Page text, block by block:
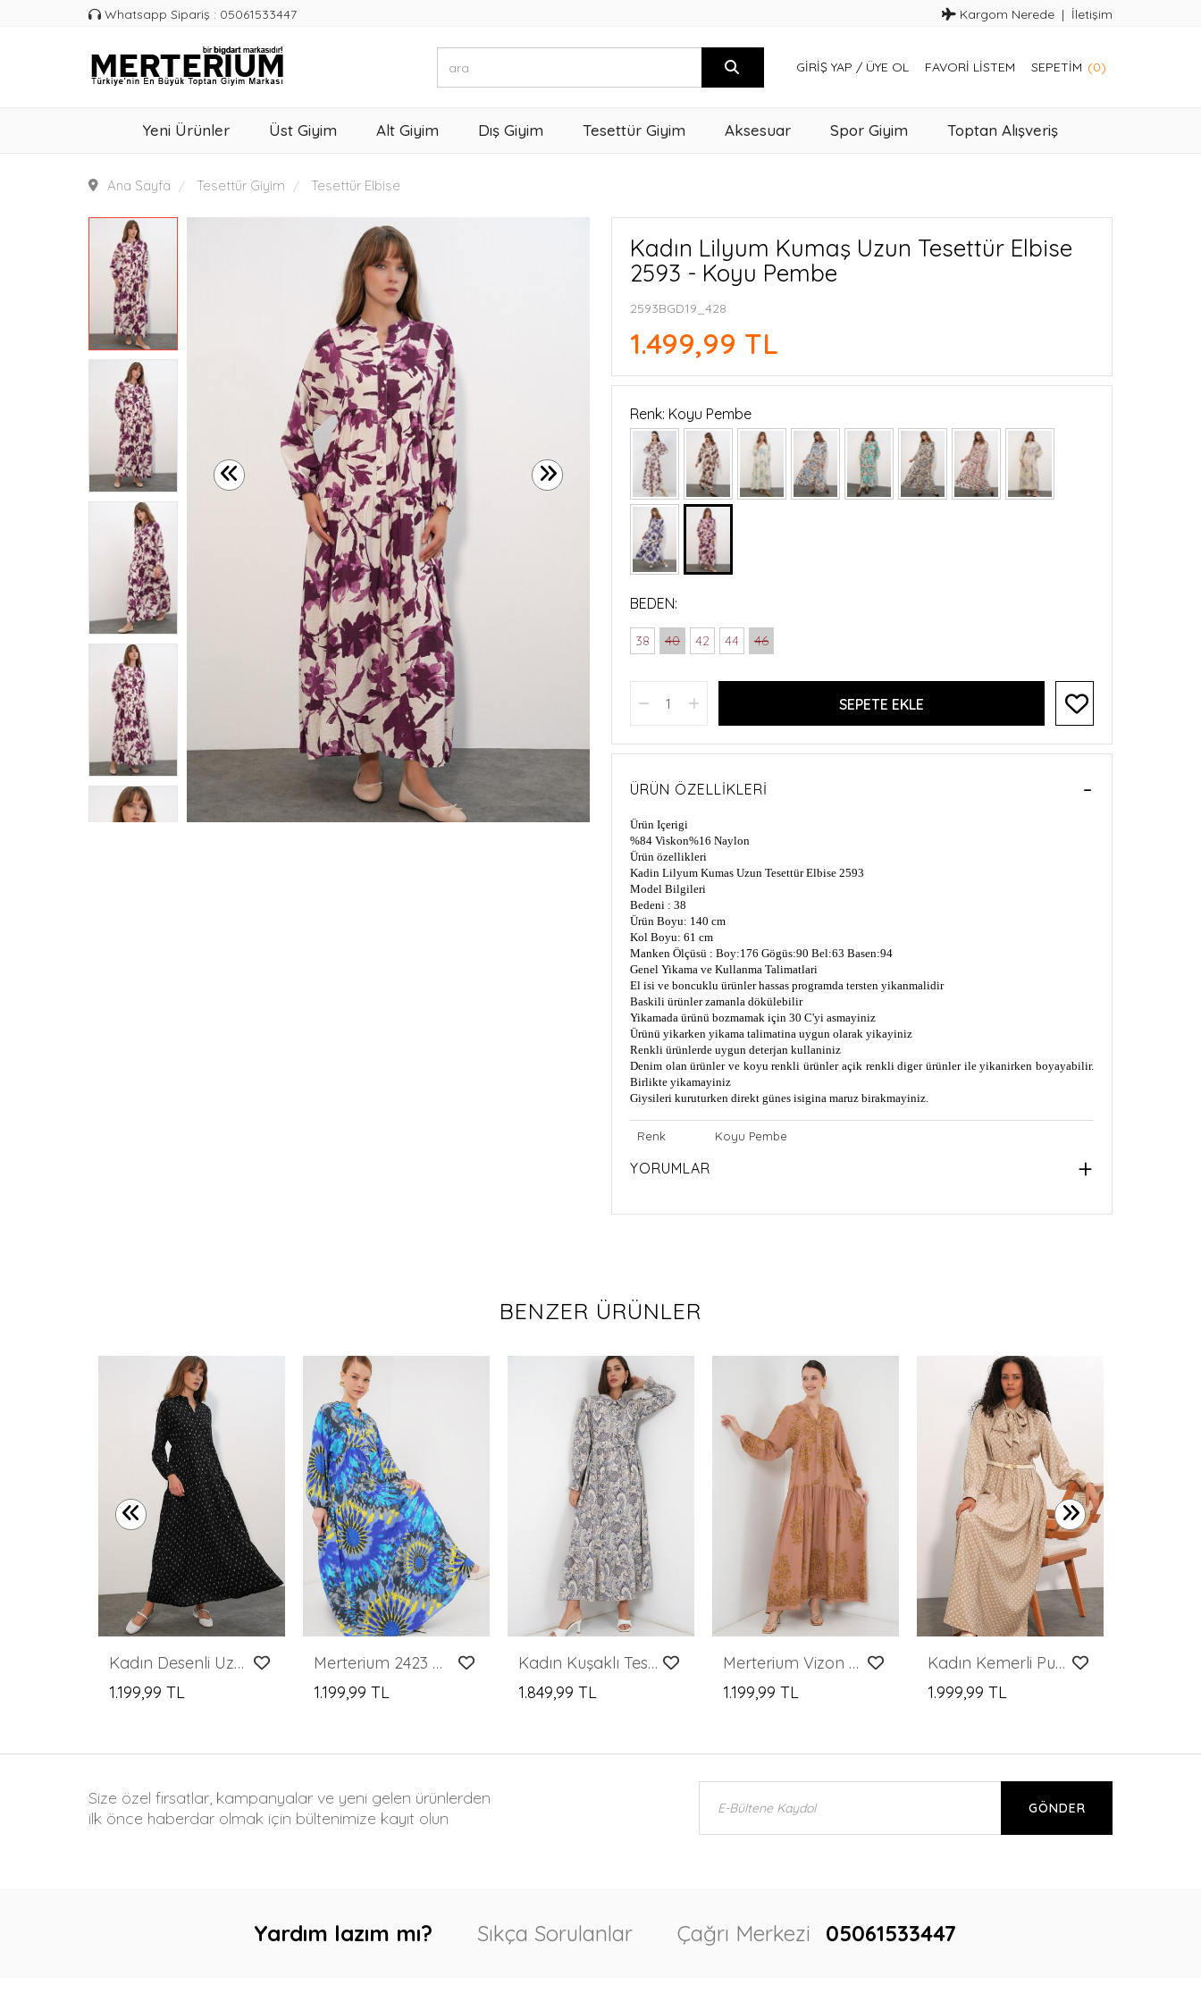
Whatsapp Sipariş : 05061533447 Kargom Nerede İletişim
GIRIŞ YAP / ÜYE OL FAVORI LISTEM SEPETIM (0)
Yeni Ürünler Üst Giyim Alt Giyim Dış Giyim Tesettür Giyim Aksesuar Spor Giyim Toptan Alışveriş
Ana Sayfa Tesettür Giyim Tesettür Elbise
Kadın Lilyum Kumaş Uzun Tesettür Elbise
2593 - Koyu Pembe
2593BGD19_428
1.499,99 TL
Renk: Koyu Pembe
BEDEN:
38 40 42 44 46
SEPETE EKLE
ÜRÜN ÖZELLIKLERI
Ürün Içerigi
%84 Viskon%16 Naylon
Ürün özellikleri
Kadin Lilyum Kumas Uzun Tesettür Elbise 2593
Model Bilgileri
Bedeni : 38
Ürün Boyu: 140 cm
Kol Boyu: 61 cm
Manken Ölçüsü : Boy:176 Gögüs:90 Bel:63 Basen:94
Genel Yikama ve Kullanma Talimatlari
El isi ve boncuklu ürünler hassas programda tersten yikanmalidir
Baskili ürünler zamanla dökülebilir
Yikamada ürünü bozmamak için 30 C'yi asmayiniz
Ürünü yikarken yikama talimatina uygun olarak yikayiniz
Renkli ürünlerde uygun deterjan kullaniniz
Denim olan ürünler ve koyu renkli ürünler açik renkli diger ürünler ile yikanirken boyayabilir.
Birlikte yikamayiniz
Giysileri kuruturken direkt günes isigina maruz birakmayiniz.
Renk Koyu Pembe
YORUMLAR
BENZER ÜRÜNLER
Kadın Desenli Uzun Tesettür Elbise 2585 - C. Siyah
1.199,99 TL
Merterium 2423 Otantik Desenli Tesettür Elbise - N. Saks
1.199,99 TL
Kadın Kuşaklı Tesettür Elbise 2589 - Taş
1.849,99 TL
Merterium Vizon Gold Desenli Tesettür Elbise 2423
1.199,99 TL
Kadın Kemerli Puantiyeli Tesettür Elbise 2613 - Bej
1.999,99 TL
Size özel fırsatlar, kampanyalar ve yeni gelen ürünlerden
ilk önce haberdar olmak için bültenimize kayıt olun
GÖNDER
Yardım lazım mı? Sıkça Sorulanlar Çağrı Merkezi 05061533447